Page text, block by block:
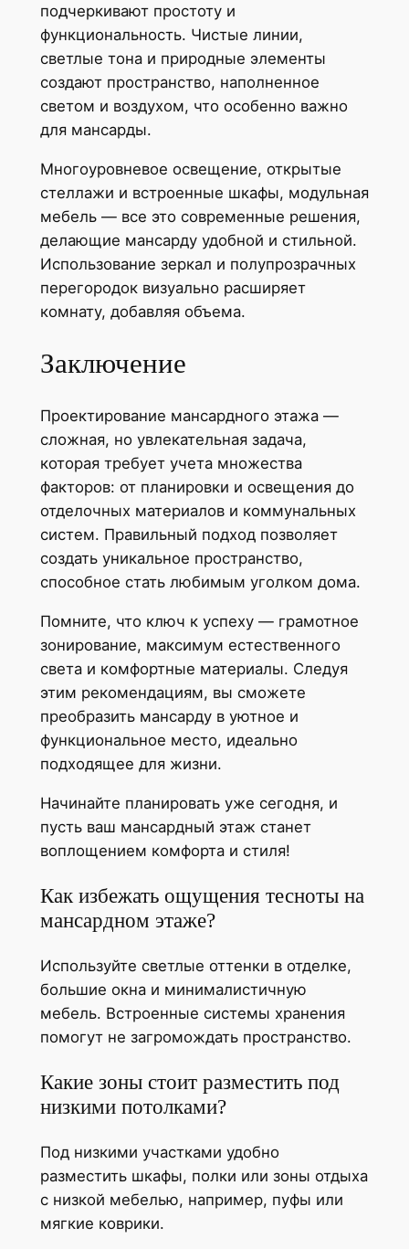
подчеркивают простоту и
функциональность. Чистые линии,
светлые тона и природные элементы
создают пространство, наполненное
светом и воздухом, что особенно важно
для мансарды.
Многоуровневое освещение, открытые
стеллажи и встроенные шкафы, модульная
мебель — все это современные решения,
делающие мансарду удобной и стильной.
Использование зеркал и полупрозрачных
перегородок визуально расширяет
комнату, добавляя объема.
Заключение
Проектирование мансардного этажа —
сложная, но увлекательная задача,
которая требует учета множества
факторов: от планировки и освещения до
отделочных материалов и коммунальных
систем. Правильный подход позволяет
создать уникальное пространство,
способное стать любимым уголком дома.
Помните, что ключ к успеху — грамотное
зонирование, максимум естественного
света и комфортные материалы. Следуя
этим рекомендациям, вы сможете
преобразить мансарду в уютное и
функциональное место, идеально
подходящее для жизни.
Начинайте планировать уже сегодня, и
пусть ваш мансардный этаж станет
воплощением комфорта и стиля!
Как избежать ощущения тесноты на
мансардном этаже?
Используйте светлые оттенки в отделке,
большие окна и минималистичную
мебель. Встроенные системы хранения
помогут не загромождать пространство.
Какие зоны стоит разместить под
низкими потолками?
Под низкими участками удобно
разместить шкафы, полки или зоны отдыха
с низкой мебелью, например, пуфы или
мягкие коврики.